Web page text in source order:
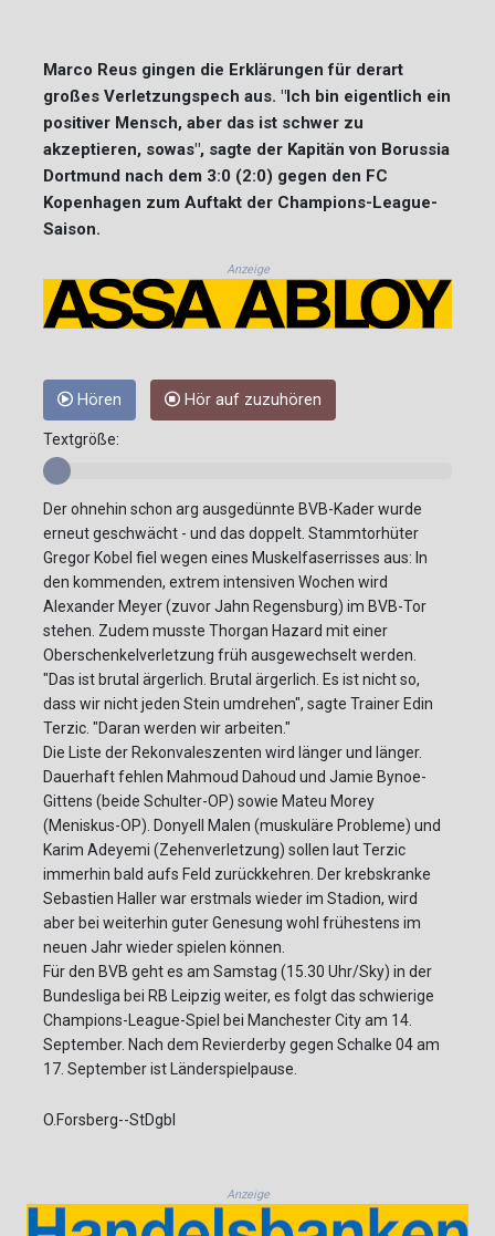
Marco Reus gingen die Erklärungen für derart
großes Verletzungspech aus. "Ich bin eigentlich ein
positiver Mensch, aber das ist schwer zu
akzeptieren, sowas", sagte der Kapitän von Borussia
Dortmund nach dem 3:0 (2:0) gegen den FC
Kopenhagen zum Auftakt der Champions-League-
Saison.
Anzeige
Hören Hör auf zuzuhören
Textgröße:
Der ohnehin schon arg ausgedünnte BVB-Kader wurde
erneut geschwächt - und das doppelt. Stammtorhüter
Gregor Kobel fiel wegen eines Muskelfaserrisses aus: In
den kommenden, extrem intensiven Wochen wird
Alexander Meyer (zuvor Jahn Regensburg) im BVB-Tor
stehen. Zudem musste Thorgan Hazard mit einer
Oberschenkelverletzung früh ausgewechselt werden.
"Das ist brutal ärgerlich. Brutal ärgerlich. Es ist nicht so,
dass wir nicht jeden Stein umdrehen", sagte Trainer Edin
Terzic. "Daran werden wir arbeiten."
Die Liste der Rekonvaleszenten wird länger und länger.
Dauerhaft fehlen Mahmoud Dahoud und Jamie Bynoe-
Gittens (beide Schulter-OP) sowie Mateu Morey
(Meniskus-OP). Donyell Malen (muskuläre Probleme) und
Karim Adeyemi (Zehenverletzung) sollen laut Terzic
immerhin bald aufs Feld zurückkehren. Der krebskranke
Sebastien Haller war erstmals wieder im Stadion, wird
aber bei weiterhin guter Genesung wohl frühestens im
neuen Jahr wieder spielen können.
Für den BVB geht es am Samstag (15.30 Uhr/Sky) in der
Bundesliga bei RB Leipzig weiter, es folgt das schwierige
Champions-League-Spiel bei Manchester City am 14.
September. Nach dem Revierderby gegen Schalke 04 am
17. September ist Länderspielpause.
O.Forsberg--StDgbl
Anzeige